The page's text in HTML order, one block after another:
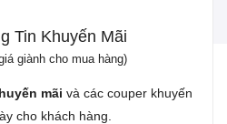
Tin Khuyến Mãi
giành cho mua hàng)
mãi và các couper khuyến
cho khách hàng.